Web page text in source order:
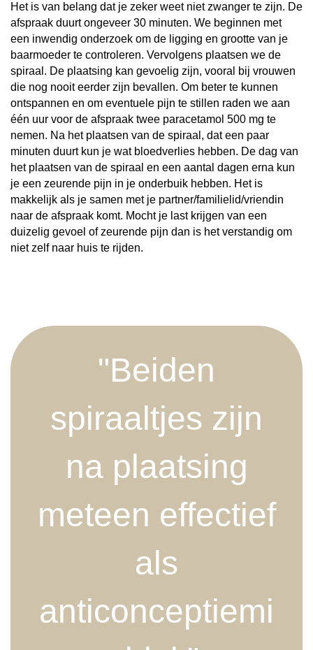
Het is van belang dat je zeker weet niet zwanger te zijn. De
afspraak duurt ongeveer 30 minuten. We beginnen met
een inwendig onderzoek om de ligging en grootte van je
baarmoeder te controleren. Vervolgens plaatsen we de
spiraal. De plaatsing kan gevoelig zijn, vooral bij vrouwen
die nog nooit eerder zijn bevallen. Om beter te kunnen
ontspannen en om eventuele pijn te stillen raden we aan
één uur voor de afspraak twee paracetamol 500 mg te
nemen. Na het plaatsen van de spiraal, dat een paar
minuten duurt kun je wat bloedverlies hebben. De dag van
het plaatsen van de spiraal en een aantal dagen erna kun
je een zeurende pijn in je onderbuik hebben. Het is
makkelijk als je samen met je partner/familielid/vriendin
naar de afspraak komt. Mocht je last krijgen van een
duizelig gevoel of zeurende pijn dan is het verstandig om
niet zelf naar huis te rijden.
"Beiden
spiraaltjes zijn
na plaatsing
meteen effectief
als
anticonceptiemi